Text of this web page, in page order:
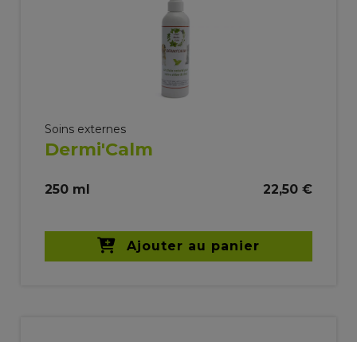
Soins externes
Dermi'Calm
250 ml 22,50 €
Ajouter au panier